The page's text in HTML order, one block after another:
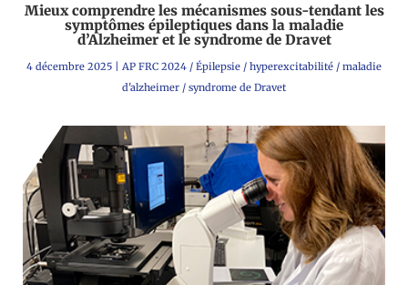
Mieux comprendre les mécanismes sous-tendant les
symptômes épileptiques dans la maladie
d’Alzheimer et le syndrome de Dravet
4 décembre 2025 | AP FRC 2024 / Épilepsie / hyperexcitabilité / maladie
d'alzheimer / syndrome de Dravet